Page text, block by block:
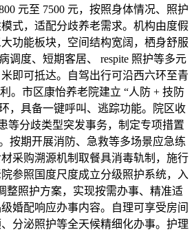
元至 7500 元，按照身体情况、照护
式，适配分歧养老需求。机构由度假
功能板块，空间结构宽阔，栖身舒服
度、短期客居、 respite 照护等多元
即可抵达。自驾出行可沿西六环至青
。市区康怡养老院建立 “人防 + 技防
，具备一键呼叫、逃踪功能。院区收
等分歧类型突发事务，制定专项措置
按期开展消防、急救等多场景应急练
采购溯源机制取餐具消毒轨制，施行
参照国度尺度成立分级照护系统，入
整照护方案，实现按需办事、精准适
婚配响应办事内容。自理可享受房间
分泌照护等全天候精细化办事。护理